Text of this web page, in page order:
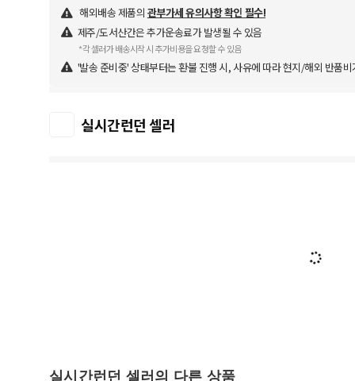
해외배송 제품의 관부가세 유의사항 확인 필수!
제주/도서산간은 추가운송료가 발생될 수 있음
*각 셀러가 배송시작 시 추가비용을 요청할 수 있음
'발송 준비중' 상태부터는 환불 진행 시, 사유에 따라 현지/해외 반품
실시간런던 셀러
실시간런던 셀러의 다른 상품